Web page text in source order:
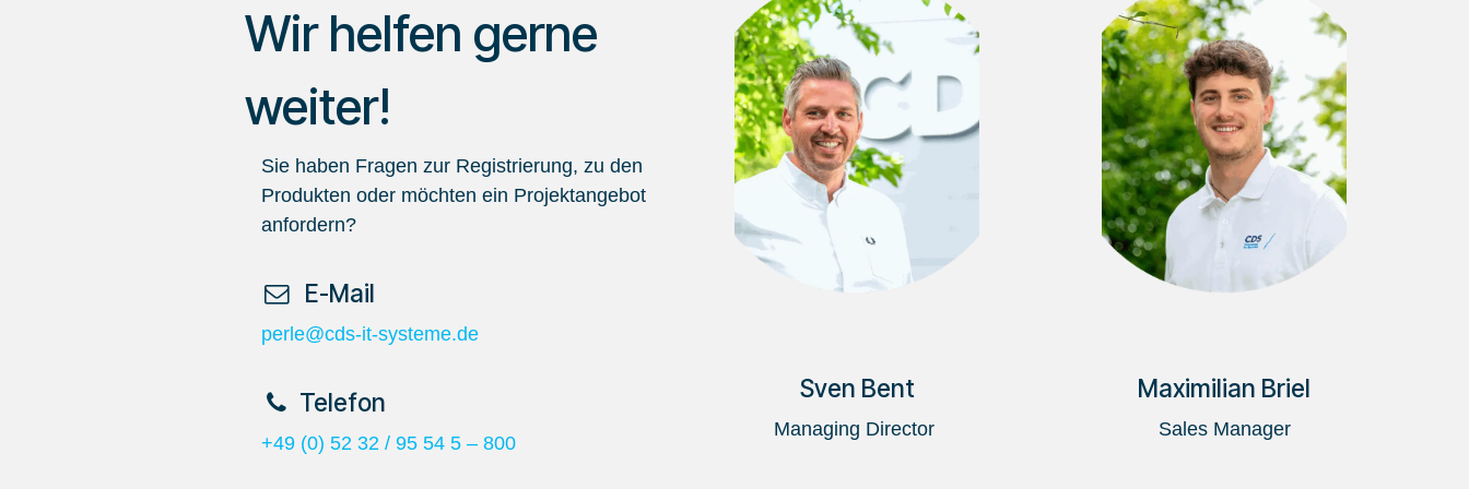
Wir helfen gerne
weiter!
Sie haben Fragen zur Registrierung, zu den
Produkten oder möchten ein Projektangebot
anfordern?
​ E-Mail
perle@cds-it-systeme.de
​Telefon
+49 (0) 52 32 / 95 54 5 – 800
Sven Bent
Managing Director
Maximilian Briel
Sales Manager